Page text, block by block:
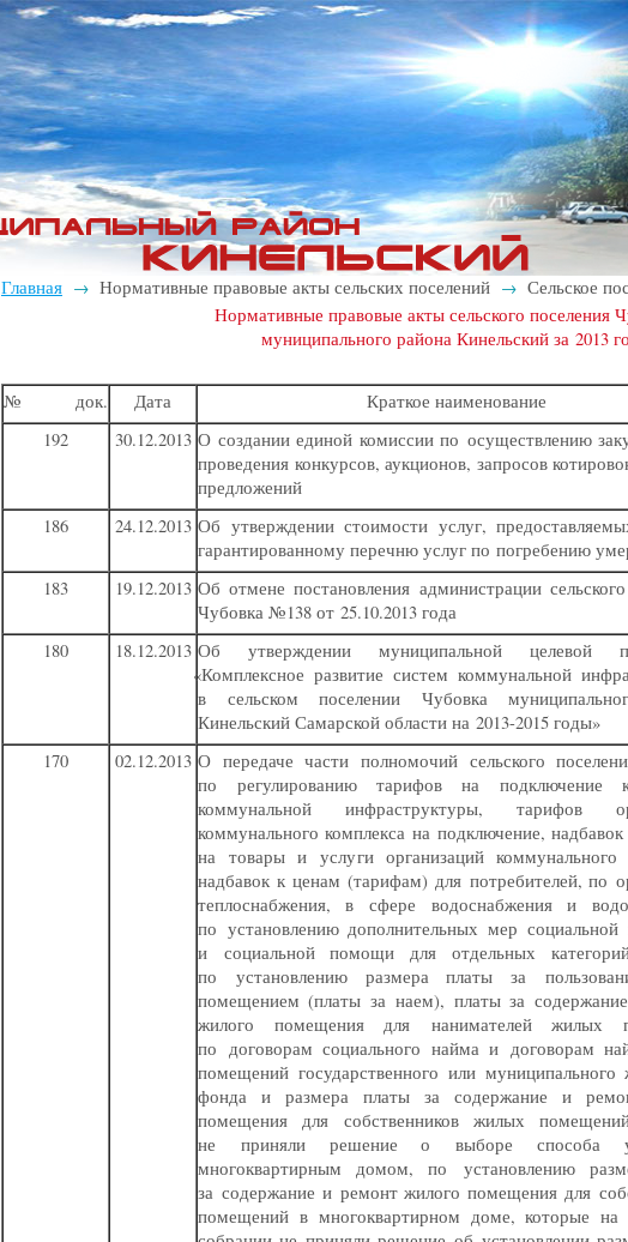
Главная → Нормативные правовые акты сельских поселений → Сельское
Нормативные правовые акты сельского поселения
муниципального района Кинельский за 2013
№ док. Дата Краткое наименование
192
30.12.2013 О создании единой комиссии по осуществлению
проведения конкурсов, аукционов, запросов
предложений
186 24.12.2013 Об утверждении стоимости услуг,
гарантированному перечню услуг по погребению
183 19.12.2013 Об отмене постановления администрации
Чубовка №138 от 25.10.2013 года
180 18.12.2013 Об утверждении муниципальной целевой
«Комплексное развитие систем коммунальной
в сельском поселении Чубовка
Кинельский Самарской области на 2013-2015 годы»
170 02.12.2013 О передаче части полномочий сельского
по регулированию тарифов на подключение
коммунальной инфраструктуры, тарифов
коммунального комплекса на подключение,
на товары и услуги организаций коммунального
надбавок к ценам (тарифам) для потребителей, по
теплоснабжения, в сфере водоснабжения и
по установлению дополнительных мер социальной
и социальной помощи для отдельных
по установлению размера платы за
помещением (платы за наем), платы за
жилого помещения для нанимателей жилых
по договорам социального найма и договорам
помещений государственного или муниципального
фонда и размера платы за содержание и
помещения для собственников жилых
не приняли решение о выборе способа
многоквартирным домом, по установлению
за содержание и ремонт жилого помещения для
помещений в многоквартирном доме, которые